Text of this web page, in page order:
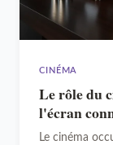
CINÉMA
Le rôle du
l'écran
Le cinéma